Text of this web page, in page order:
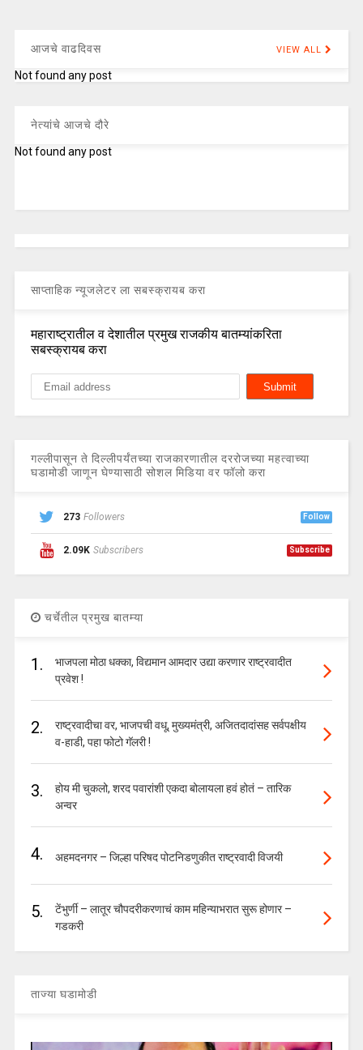
आजचे वाढदिवस VIEW ALL
Not found any post
नेत्यांचे आजचे दौरे
Not found any post
साप्ताहिक न्यूजलेटर ला सबस्क्रायब करा
महाराष्ट्रातील व देशातील प्रमुख राजकीय बातम्यांकरिता
सबस्क्रायब करा
गल्लीपासून ते दिल्लीपर्यंतच्या राजकारणातील दररोजच्या महत्वाच्या
घडामोडी जाणून घेण्यासाठी सोशल मिडिया वर फॉलो करा
273 Followers Follow
2.09K Subscribers Subscribe
चर्चेतील प्रमुख बातम्या
1.
भाजपला मोठा धक्का, विद्यमान आमदार उद्या करणार राष्ट्रवादीत
प्रवेश !
2.
राष्ट्रवादीचा वर, भाजपची वधू, मुख्यमंत्री, अजितदादांसह सर्वपक्षीय
व-हाडी, पहा फोटो गॅलरी !
3.
होय मी चुकलो, शरद पवारांशी एकदा बोलायला हवं होतं – तारिक
अन्वर
4. अहमदनगर – जिल्हा परिषद पोटनिडणुकीत राष्ट्रवादी विजयी
5.
टेंभुर्णी – लातूर चौपदरीकरणाचं काम महिन्याभरात सुरू होणार –
गडकरी
ताज्या घडामोडी